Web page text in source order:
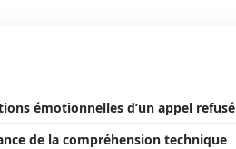
émotionnelles d’un appel refusé
de la compréhension technique